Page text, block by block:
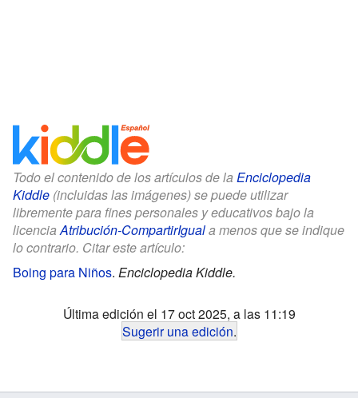
Todo el contenido de los artículos de la Enciclopedia
Kiddle (incluidas las imágenes) se puede utilizar
libremente para fines personales y educativos bajo la
licenciaAtribución-CompartirIguala menos que se indique
lo contrario. Citar este artículo:
Boing para Niños. Enciclopedia Kiddle.
Última edición el 17 oct 2025, a las 11:19
Sugerir una edición.